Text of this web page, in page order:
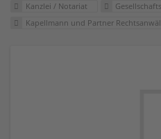
Kanzlei / Notariat
Kapellmann und Partner